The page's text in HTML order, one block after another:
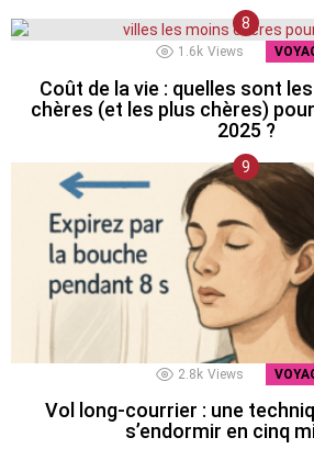
1.6k Views
Coût de la vie : quelles sont
chères (et les plus chères)
2025 ?
2.8k Views
Vol long-courrier : une
s’endormir en cinq